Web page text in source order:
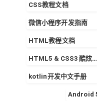
CSS教程文档
微信小程序开发指南
HTML教程文档
HTML5 & CSS3 酷炫实战专栏
kotlin开发中文手册